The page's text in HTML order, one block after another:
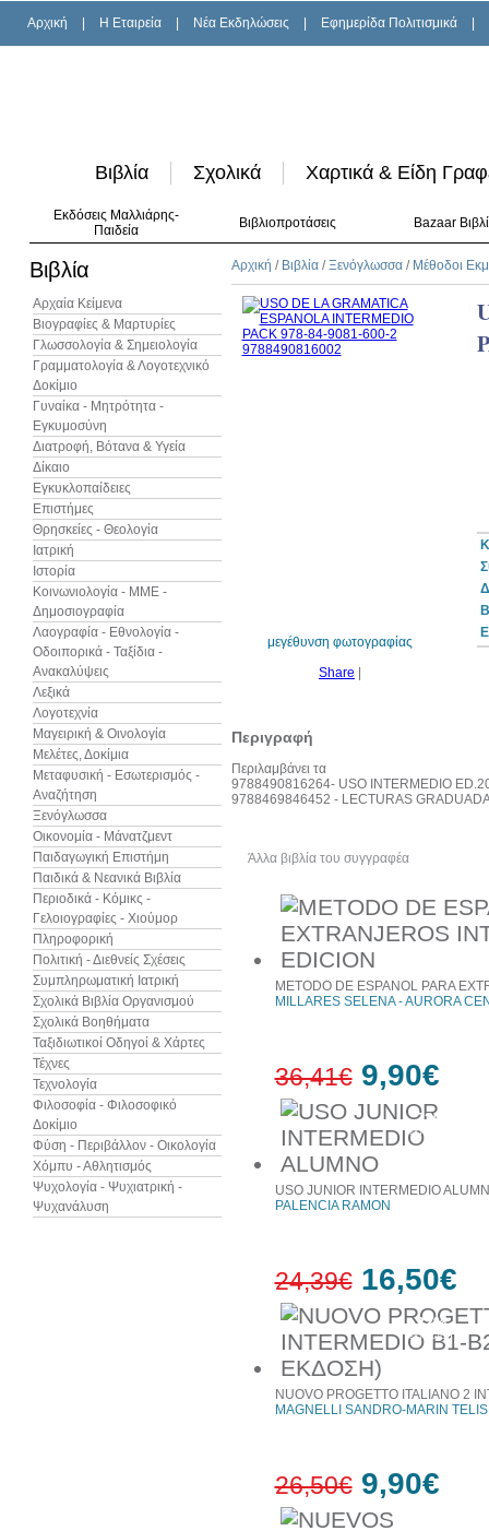
Αρχική H Εταιρεία Νέα Εκδηλώσεις Εφημερίδα Πολιτισμικά
Βιβλία Σχολικά Χαρτικά & Είδη
Εκδόσεις Μαλλιάρης-
Παιδεία
Βιβλιοπροτάσεις Bazaar
Βιβλία
Αρχαία Κείμενα
Βιογραφίες & Μαρτυρίες
Γλωσσολογία & Σημειολογία
Γραμματολογία & Λογοτεχνικό
Δοκίμιο
Γυναίκα - Μητρότητα -
Εγκυμοσύνη
Διατροφή, Βότανα & Υγεία
Δίκαιο
Εγκυκλοπαίδειες
Επιστήμες
Θρησκείες - Θεολογία
Ιατρική
Ιστορία
Κοινωνιολογία - ΜΜΕ -
Δημοσιογραφία
Λαογραφία - Εθνολογία -
Οδοιπορικά - Ταξίδια -
Ανακαλύψεις
Λεξικά
Λογοτεχνία
Μαγειρική & Οινολογία
Μελέτες, Δοκίμια
Μεταφυσική - Εσωτερισμός -
Αναζήτηση
Ξενόγλωσσα
Οικονομία - Μάνατζμεντ
Παιδαγωγική Επιστήμη
Παιδικά & Νεανικά Βιβλία
Περιοδικά - Κόμικς -
Γελοιογραφίες - Χιούμορ
Πληροφορική
Πολιτική - Διεθνείς Σχέσεις
Συμπληρωματική Ιατρική
Σχολικά Βιβλία Οργανισμού
Σχολικά Βοηθήματα
Ταξιδιωτικοί Οδηγοί & Χάρτες
Τέχνες
Τεχνολογία
Φιλοσοφία - Φιλοσοφικό
Δοκίμιο
Φύση - Περιβάλλον - Οικολογία
Χόμπυ - Αθλητισμός
Ψυχολογία - Ψυχιατρική -
Ψυχανάλυση
Αρχική / Βιβλία /Ξενόγλωσσα / Μέθοδοι
μεγέθυνση φωτογραφίας
Share
Περιγραφή
Περιλαμβάνει τα
9788490816264- USO INTERMEDIO
9788469846452 - LECTURAS
Άλλα βιβλία του συγγραφέα
73%
έκπτωση
METODO DE ESPANOL PARA
MILLARES SELENA - AURORA
36,41€ 9,90€
32%
έκπτωση
USO JUNIOR INTERMEDIO
PALENCIA RAMON
24,39€ 16,50€
NUOVO PROGETTO ITALIANO 2
MAGNELLI SANDRO-MARIN TELIS
26,50€ 9,90€